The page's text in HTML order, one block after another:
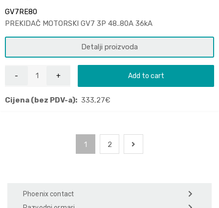
GV7RE80
PREKIDAČ MOTORSKI GV7 3P 48..80A 36kA
Detalji proizvoda
Add to cart
Cijena (bez PDV-a): 333,27€
1 2
Phoenix contact